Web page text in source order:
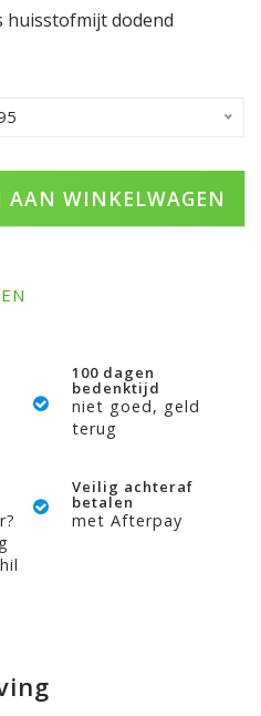
huisstofmijt dodend
AAN WINKELWAGEN
100 dagen
bedenktijd
niet goed, geld
terug
Veilig achteraf
betalen
met Afterpay